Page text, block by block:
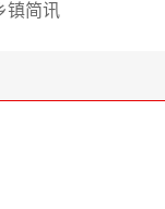
镇简讯